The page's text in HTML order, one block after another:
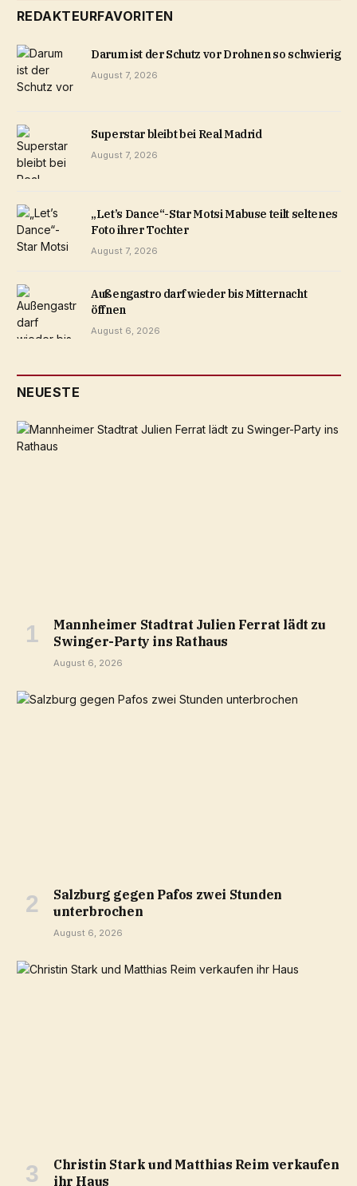
REDAKTEURFAVORITEN
Darum ist der Schutz vor Drohnen so schwierig
August 7, 2026
Superstar bleibt bei Real Madrid
August 7, 2026
„Let’s Dance“-Star Motsi Mabuse teilt seltenes
Foto ihrer Tochter
August 7, 2026
Außengastro darf wieder bis Mitternacht
öffnen
August 6, 2026
NEUESTE
Mannheimer Stadtrat Julien Ferrat lädt zu
Swinger-Party ins Rathaus
August 6, 2026
Salzburg gegen Pafos zwei Stunden
unterbrochen
August 6, 2026
Christin Stark und Matthias Reim verkaufen
ihr Haus